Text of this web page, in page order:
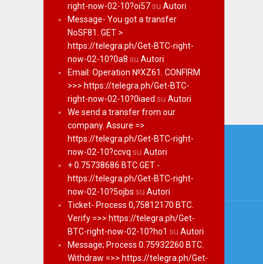
right-now-02-10?oi57su Autori
Message- You got a transfer
NoSF81. GET >
https://telegra.ph/Get-BTC-right-
now-02-10?0a8 su Autori
Email: Operation №XZ61. CONFIRM
>>> https://telegra.ph/Get-BTC-
right-now-02-10?0iaed su Autori
We send a transfer from our
company. Assure =>
https://telegra.ph/Get-BTC-right-
now-02-10?ccvq su Autori
+ 0.75738686 BTC.GET -
https://telegra.ph/Get-BTC-right-
now-02-10?5ojbs su Autori
Ticket- Process 0,75812170 BTC.
Verify =>> https://telegra.ph/Get-
BTC-right-now-02-10?ho1 su Autori
Message; Process 0.75932260 BTC.
Withdraw =>> https://telegra.ph/Get-